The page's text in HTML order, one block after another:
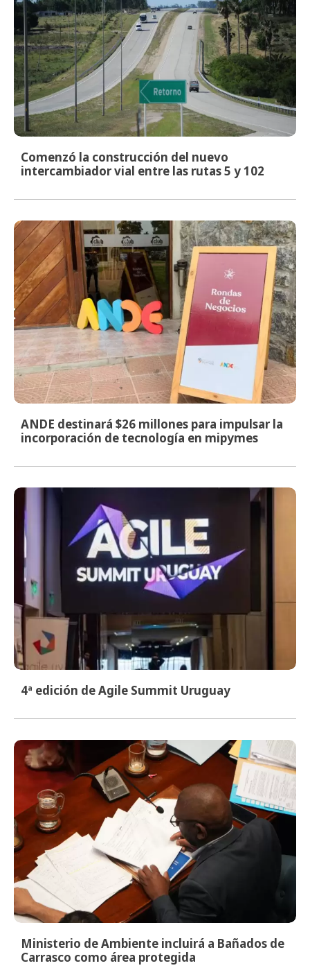
Comenzó la construcción del nuevo
intercambiador vial entre las rutas 5 y 102
ANDE destinará $26 millones para impulsar la
incorporación de tecnología en mipymes
4ª edición de Agile Summit Uruguay
Ministerio de Ambiente incluirá a Bañados de
Carrasco como área protegida